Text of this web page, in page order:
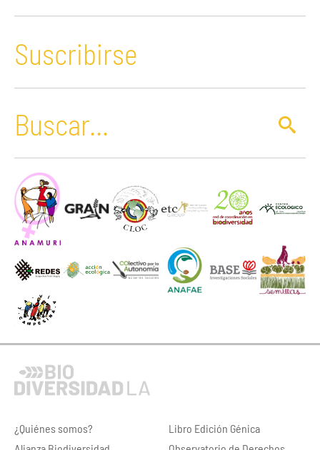
Suscribirse
¿Quiénes somos?
Libro Edición Génica